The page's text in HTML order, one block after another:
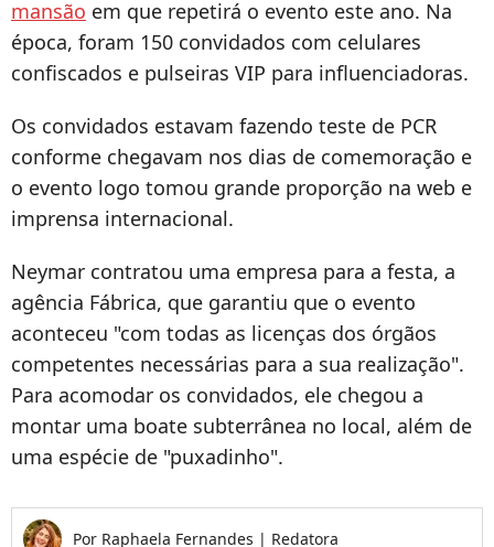
mansão em que repetirá o evento este ano. Na
época, foram 150 convidados com celulares
confiscados e pulseiras VIP para influenciadoras.
Os convidados estavam fazendo teste de PCR
conforme chegavam nos dias de comemoração e
o evento logo tomou grande proporção na web e
imprensa internacional.
Neymar contratou uma empresa para a festa, a
agência Fábrica, que garantiu que o evento
aconteceu "com todas as licenças dos órgãos
competentes necessárias para a sua realização".
Para acomodar os convidados, ele chegou a
montar uma boate subterrânea no local, além de
uma espécie de "puxadinho".
Por Raphaela Fernandes | Redatora